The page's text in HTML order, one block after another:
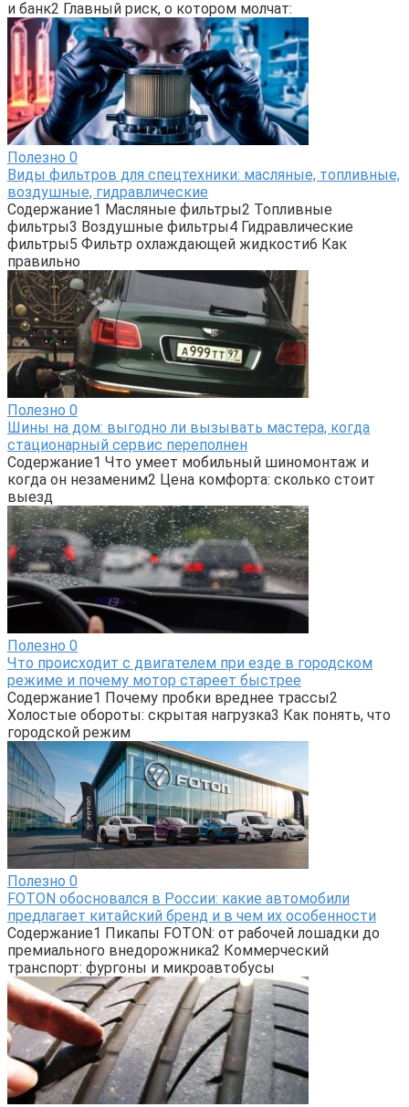
и банк2 Главный риск, о котором молчат:
Полезно 0
Виды фильтров для спецтехники: масляные, топливные,
воздушные, гидравлические
Содержание1 Масляные фильтры2 Топливные
фильтры3 Воздушные фильтры4 Гидравлические
фильтры5 Фильтр охлаждающей жидкости6 Как
правильно
Полезно 0
Шины на дом: выгодно ли вызывать мастера, когда
стационарный сервис переполнен
Содержание1 Что умеет мобильный шиномонтаж и
когда он незаменим2 Цена комфорта: сколько стоит
выезд
Полезно 0
Что происходит с двигателем при езде в городском
режиме и почему мотор стареет быстрее
Содержание1 Почему пробки вреднее трассы2
Холостые обороты: скрытая нагрузка3 Как понять, что
городской режим
Полезно 0
FOTON обосновался в России: какие автомобили
предлагает китайский бренд и в чем их особенности
Содержание1 Пикапы FOTON: от рабочей лошадки до
премиального внедорожника2 Коммерческий
транспорт: фургоны и микроавтобусы